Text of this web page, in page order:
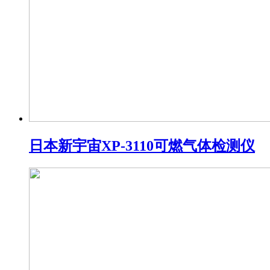
日本新宇宙XP-3110可燃气体检测仪